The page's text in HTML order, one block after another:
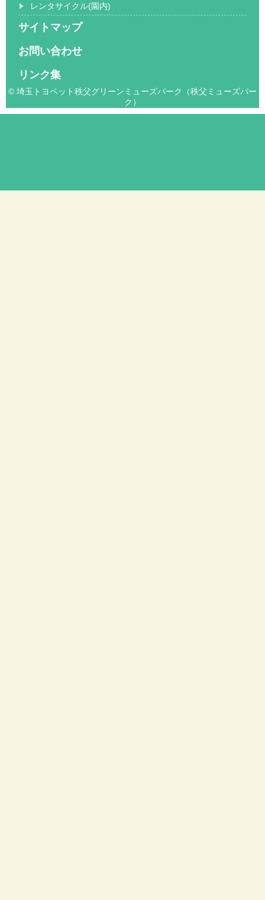
レンタサイクル(園内)
サイトマップ
お問い合わせ
リンク集
© 埼玉トヨペット秩父グリーンミューズパーク（秩父ミューズパー
ク）